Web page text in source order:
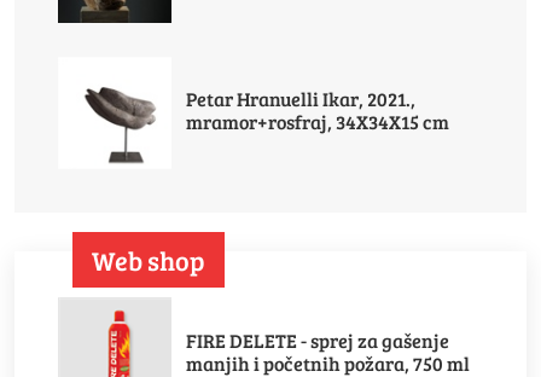
Petar Hranuelli Ikar, 2021.,
mramor+rosfraj, 34X34X15 cm
Web shop
FIRE DELETE - sprej za gašenje
manjih i početnih požara, 750 ml